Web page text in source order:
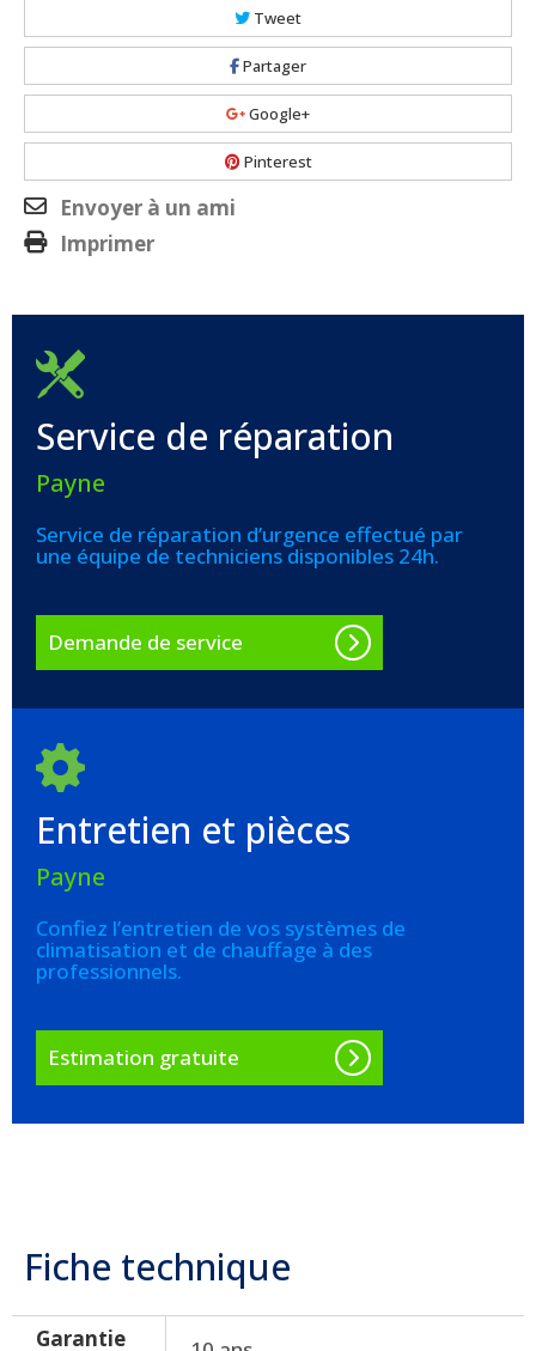
Tweet
Partager
Google+
Pinterest
Envoyer à un ami
Imprimer
Service de réparation
Payne
Service de réparation d’urgence effectué par
une équipe de techniciens disponibles 24h.
Demande de service
Entretien et pièces
Payne
Confiez l’entretien de vos systèmes de
climatisation et de chauffage à des
professionnels.
Estimation gratuite
Fiche technique
Garantie